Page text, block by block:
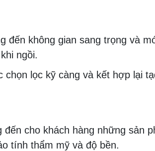
đến không gian sang trọng và
ngồi.
lọc kỹ càng và kết hợp lại
đến cho khách hàng những sản
tính thẩm mỹ và độ bền.